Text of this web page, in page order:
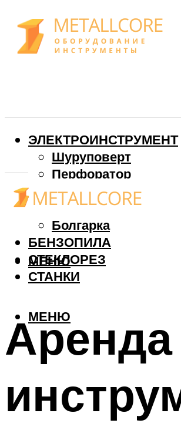
ЭЛЕКТРОИНСТРУМЕНТ
Шуруповерт
Перфоратор
Дрель
Фрезер
Болгарка
БЕНЗОПИЛА
СТЕКЛОРЕЗ
СТАНКИ
МЕНЮ
МЕНЮ
Аренда